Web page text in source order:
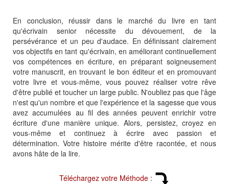
En conclusion, réussir dans le marché du livre en tant
qu'écrivain senior nécessite du dévouement, de la
persévérance et un peu d'audace. En définissant clairement
vos objectifs en tant qu'écrivain, en améliorant continuellement
vos compétences en écriture, en préparant soigneusement
votre manuscrit, en trouvant le bon éditeur et en promouvant
votre livre et vous-même, vous pouvez réaliser votre rêve
d'être publié et toucher un large public. N'oubliez pas que l'âge
n'est qu'un nombre et que l'expérience et la sagesse que vous
avez accumulées au fil des années peuvent enrichir votre
écriture d'une manière unique. Alors, persistez, croyez en
vous-même et continuez à écrire avec passion et
détermination. Votre histoire mérite d'être racontée, et nous
avons hâte de la lire.
Téléchargez votre Méthode :